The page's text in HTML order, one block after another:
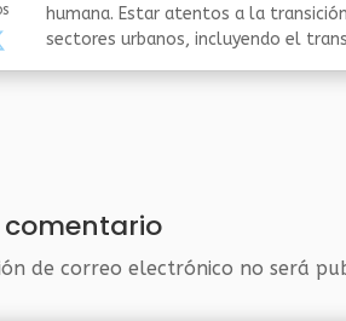
humana. Estar atentos a la
sectores urbanos, incluyendo el
comentario
de correo electrónico no será